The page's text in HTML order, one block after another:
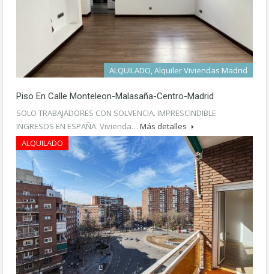
ALQUILADO, Alquiler Viviendas Madrid
Piso En Calle Monteleon-Malasaña-Centro-Madrid
SOLO TRABAJADORES CON SOLVENCIA. IMPRESCINDIBLE
INGRESOS EN ESPAÑA. Vivienda… Más detalles
950€ mes
ALQUILADO